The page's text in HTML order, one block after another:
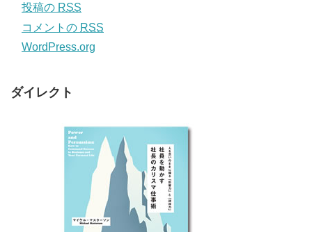
投稿の RSS
コメントの RSS
WordPress.org
ダイレクト